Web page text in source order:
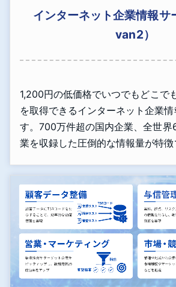
インターネット企業情報
van2）
1,200円の低価格でいつでもどこで
を取得できるインターネット企業
す。700万件超の国内企業、全世界
業を収録した圧倒的な情報量が特徴